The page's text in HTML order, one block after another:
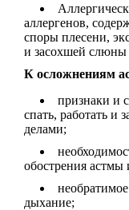
аллергенов,
споры плесени,
и засохшей
К осложнениям
признаки и
спать, работать и
делами;
обострения астмы
дыхание;